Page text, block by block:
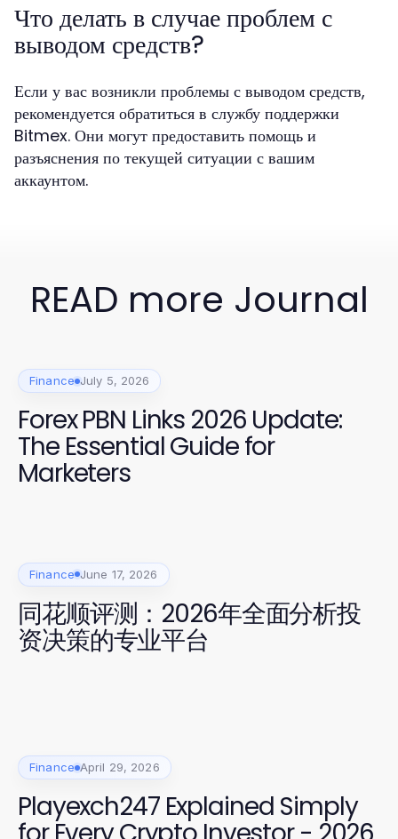
Что делать в случае проблем с
выводом средств?
Если у вас возникли проблемы с выводом средств,
рекомендуется обратиться в службу поддержки
Bitmex. Они могут предоставить помощь и
разъяснения по текущей ситуации с вашим
аккаунтом.
READ more Journal
Finance July 5, 2026
Forex PBN Links 2026 Update:
The Essential Guide for
Marketers
Finance June 17, 2026
同花顺评测：2026年全面分析投
资决策的专业平台
Finance April 29, 2026
Playexch247 Explained Simply